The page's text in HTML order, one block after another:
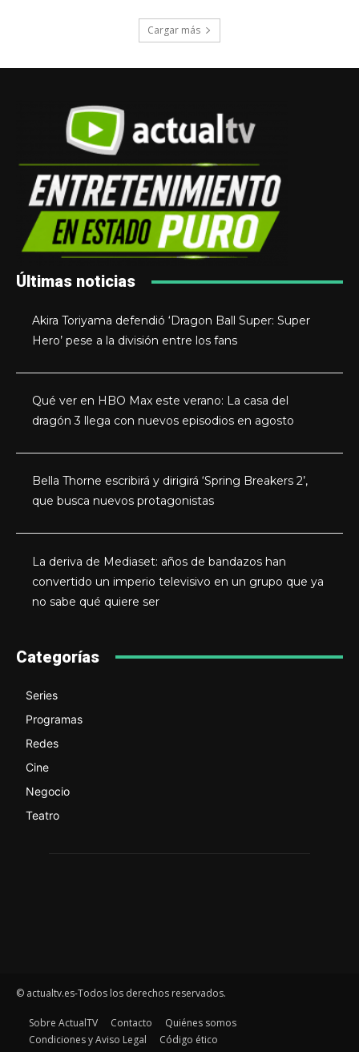
Cargar más
Últimas noticias
Akira Toriyama defendió ‘Dragon Ball Super: Super
Hero’ pese a la división entre los fans
Qué ver en HBO Max este verano: La casa del
dragón 3 llega con nuevos episodios en agosto
Bella Thorne escribirá y dirigirá ‘Spring Breakers 2’,
que busca nuevos protagonistas
La deriva de Mediaset: años de bandazos han
convertido un imperio televisivo en un grupo que ya
no sabe qué quiere ser
Categorías
Series
Programas
Redes
Cine
Negocio
Teatro
© actualtv.es-Todos los derechos reservados.
Sobre ActualTV Contacto
Quiénes somos
Condiciones y Aviso Legal
Código ético